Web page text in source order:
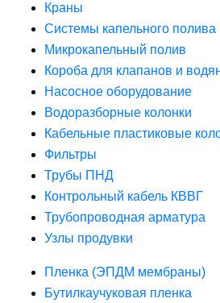
Краны
Системы капельного полива
Микрокапельный полив
Короба для клапанов и
Насосное оборудование
Водоразборные колонки
Кабельные пластиковые
Фильтры
Трубы ПНД
Контрольный кабель КВВГ
Трубопроводная арматура
Узлы продувки
Пленка (ЭПДМ мембраны)
Бутилкаучуковая пленка